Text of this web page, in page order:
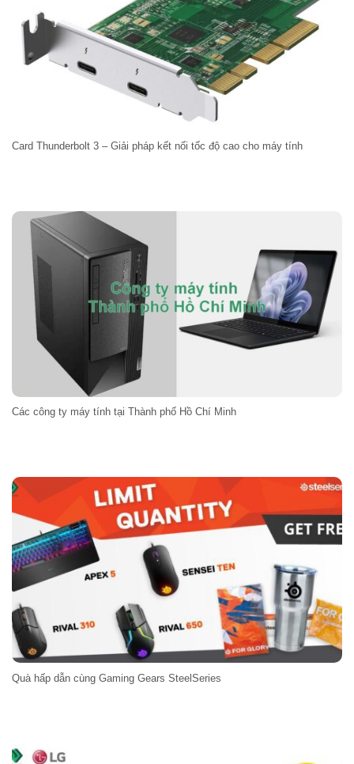
Card Thunderbolt 3 – Giải pháp kết nối tốc độ cao cho máy tính
Các công ty máy tính tại Thành phố Hồ Chí Minh
Quà hấp dẫn cùng Gaming Gears SteelSeries